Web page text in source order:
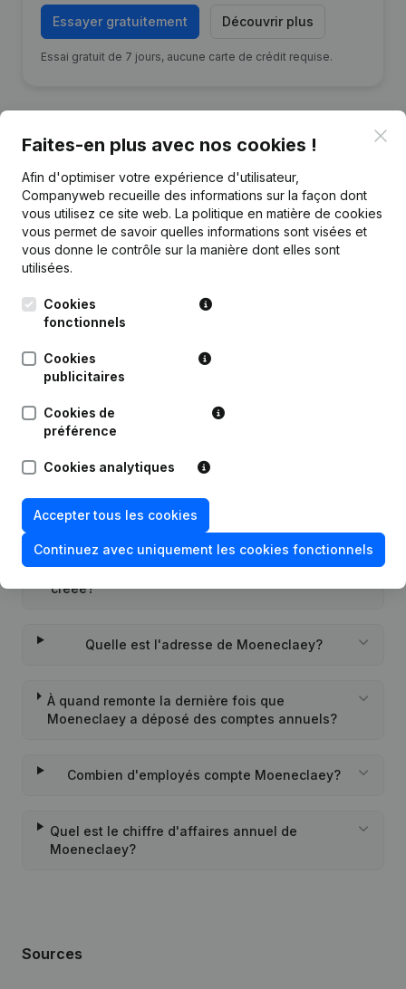
Essayer gratuitement Découvrir plus
Essai gratuit de 7 jours, aucune carte de crédit requise.
Publicationsde Moeneclaey
Date Publication
Succursale, etc...)
Questions fréquemment posées
Quel est le numéro de TVA de Moeneclaey?
Quel est l'identifiant PEPPOL de Moeneclaey?
Quand la société Moeneclaey a-t-elle été
créée?
Quelle est l'adresse de Moeneclaey?
À quand remonte la dernière fois que
Moeneclaey a déposé des comptes annuels?
Combien d'employés compte Moeneclaey?
Quel est le chiffre d'affaires annuel de
Moeneclaey?
Sources
Faites-en plus avec nos cookies !
Afin d'optimiser votre expérience d'utilisateur,
Companyweb recueille des informations sur la façon dont
vous utilisez ce site web. La politique en matière de cookies
vous permet de savoir quelles informations sont visées et
vous donne le contrôle sur la manière dont elles sont
utilisées.
Cookies
fonctionnels
Cookies
publicitaires
Cookies de
préférence
Cookies analytiques
Accepter tous les cookies
Continuez avec uniquement les cookies fonctionnels